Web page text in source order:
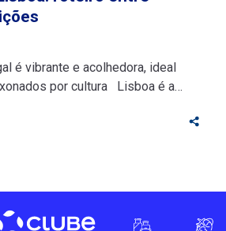
é vibrante e acolhedora, ideal
por cultura Lisboa é a
prédios históricos, conectam